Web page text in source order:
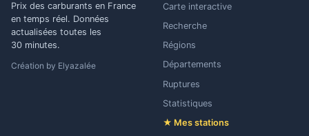
Prix des carburants en France
en temps réel. Données
actualisées toutes les
30 minutes.
Création by Elyazalée
Carte interactive
Recherche
Régions
Départements
Ruptures
Statistiques
★ Mes stations